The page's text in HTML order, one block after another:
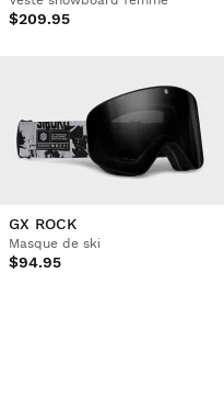
$209.95
GX ROCK
Masque de ski
$94.95